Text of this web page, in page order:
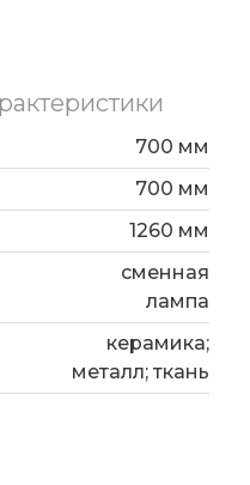
700 мм
700 мм
1260 мм
сменная
лампа
керамика;
металл; ткань